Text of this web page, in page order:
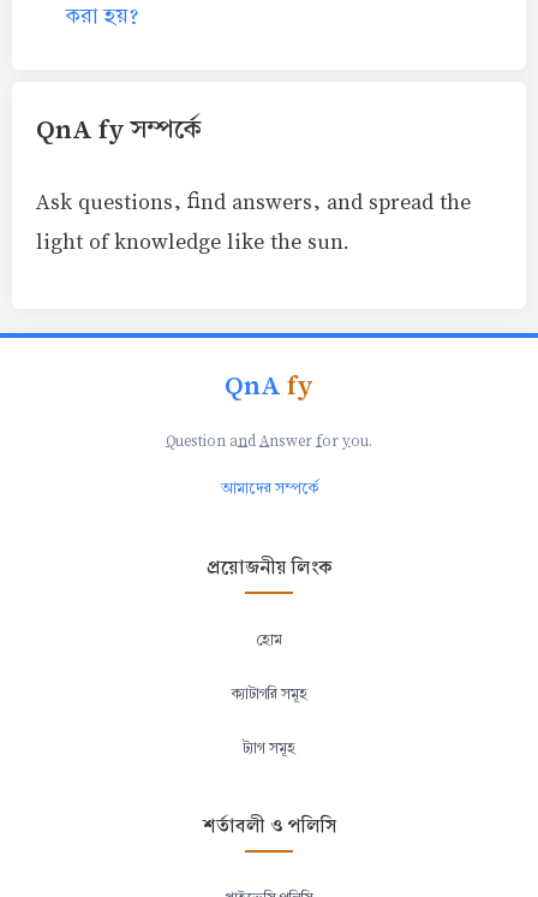
করা হয়?
QnA fy সম্পর্কে
Ask questions, find answers, and spread the
light of knowledge like the sun.
QnAfy
Question andAnswer foryou.
আমাদের সম্পর্কে
প্রয়োজনীয় লিংক
হোম
ক্যাটাগরি সমূহ
ট্যাগ সমূহ
শর্তাবলী ও পলিসি